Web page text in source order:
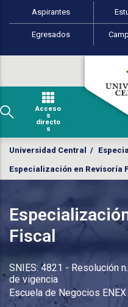
Pasar al contenido principal
Perfiles de
Aspirantes
Egresados
Acceso
s
directo
s
Universidad Central /
Especialización en Revisoría
Fiscal
SNIES: 4821 - Resolución
de vigencia
Escuela de Negocios ENEX